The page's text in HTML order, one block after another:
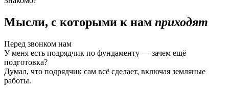
Мысли, с которыми к нам приходят
Перед звонком нам
У меня есть подрядчик по фундаменту — зачем ещё
подготовка?
Думал, что подрядчик сам всё сделает, включая земляные
работы.